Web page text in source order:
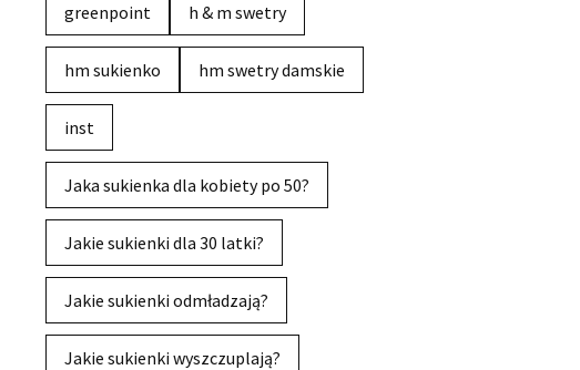
greenpoint h & m swetry
hm sukienko hm swetry damskie
inst
Jaka sukienka dla kobiety po 50?
Jakie sukienki dla 30 latki?
Jakie sukienki odmładzają?
Jakie sukienki wyszczuplają?